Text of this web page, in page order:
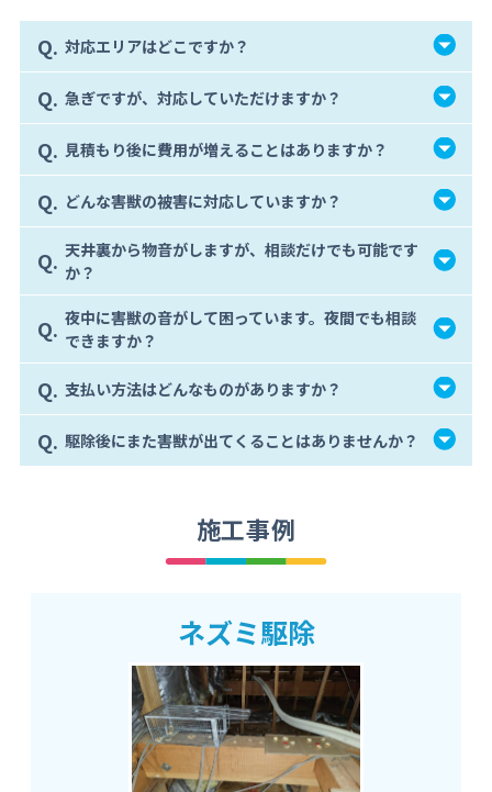
Q. 対応エリアはどこですか？
Q. 急ぎですが、対応していただけますか？
Q. 見積もり後に費用が増えることはありますか？
Q. どんな害獣の被害に対応していますか？
Q. 天井裏から物音がしますが、相談だけでも可能です
か？
Q. 夜中に害獣の音がして困っています。夜間でも相談
できますか？
Q. 支払い方法はどんなものがありますか？
Q. 駆除後にまた害獣が出てくることはありませんか？
施工事例
ネズミ駆除